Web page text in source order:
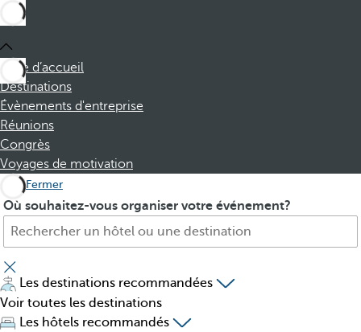
Page d’accueil
Destinations
Évènements d'entreprise
Réunions
Congrès
Voyages de motivation
Fermer
Où souhaitez-vous organiser votre événement?
H
t
e
l
,
d
P
e
s
s
i
n
Les destinations recommandées
Voir toutes les destinations
Les hôtels recommandés